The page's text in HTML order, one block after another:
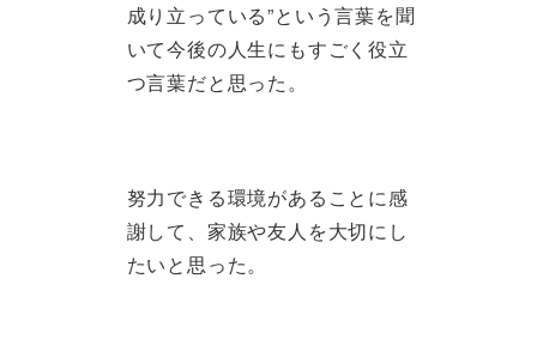
成り立っている”という言葉を聞
いて今後の人生にもすごく役立
つ言葉だと思った。
努力できる環境があることに感
謝して、家族や友人を大切にし
たいと思った。